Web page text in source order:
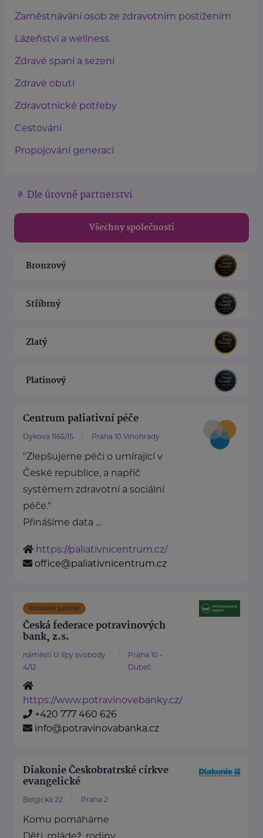
Zaměstnávání osob ze zdravotním postižením
Lázeňství a wellness
Zdravé spaní a sezení
Zdravé obutí
Zdravotnické potřeby
Cestování
Propojování generací
Dle úrovně partnerství
Všechny společnosti
Bronzový
Stříbrný
Zlatý
Platinový
Centrum paliativní péče
Dykova 1165/15 Praha 10 Vinohrady
"Zlepšujeme péči o umírající v
České republice, a napříč
systémem zdravotní a sociální
péče."
Přinášíme data ...
https://paliativnicentrum.cz/
office@paliativnicentrum.cz
Bronzový partner
Česká federace potravinových
bank, z.s.
náměstí U lípy svobody
4/12
Praha 10 -
Dubeč
https://www.potravinovebanky.cz/
+420 777 460 626
info@potravinovabanka.cz
Diakonie Českobratrské církve
evangelické
Belgická 22 Praha 2
Komu pomáháme